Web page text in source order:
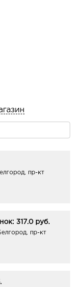
пр-кт
317.0 руб.
пр-кт